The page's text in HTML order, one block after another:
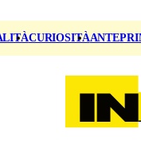
CURIOSITÀ